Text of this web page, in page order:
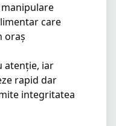
care
oraș
atenție, iar
rapid dar
integritatea